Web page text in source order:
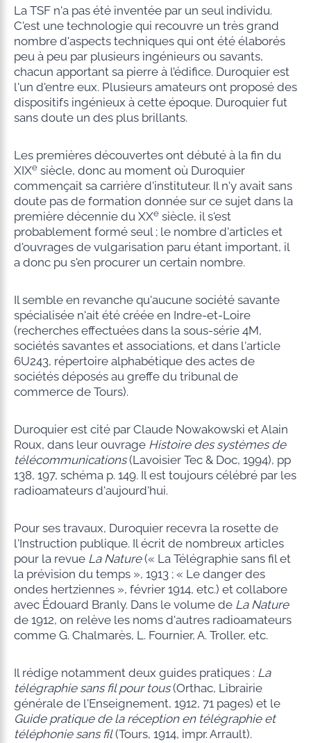
La TSF n'a pas été inventée par un seul individu.
C'est une technologie qui recouvre un très grand
nombre d'aspects techniques qui ont été élaborés
peu à peu par plusieurs ingénieurs ou savants,
chacun apportant sa pierre à l’édifice. Duroquier est
l'un d'entre eux. Plusieurs amateurs ont proposé des
dispositifs ingénieux à cette époque. Duroquier fut
sans doute un des plus brillants.
Les premières découvertes ont débuté à la fin du
XIXesiècle, donc au moment où Duroquier
commençait sa carrière d'instituteur. Il n'y avait sans
doute pas de formation donnée sur ce sujet dans la
première décennie du XXesiècle, il s'est
probablement formé seul ; le nombre d'articles et
d'ouvrages de vulgarisation paru étant important, il
a donc pu s'en procurer un certain nombre.
Il semble en revanche qu'aucune société savante
spécialisée n'ait été créée en Indre-et-Loire
(recherches effectuées dans la sous-série 4M,
sociétés savantes et associations, et dans l'article
6U243, répertoire alphabétique des actes de
sociétés déposés au greffe du tribunal de
commerce de Tours).
Duroquier est cité par Claude Nowakowski et Alain
Roux, dans leur ouvrage Histoire des systèmes de
télécommunications(Lavoisier Tec & Doc, 1994), pp
138, 197, schéma p. 149. Il est toujours célébré par les
radioamateurs d'aujourd'hui.
Pour ses travaux, Duroquier recevra la rosette de
l'Instruction publique. Il écrit de nombreux articles
pour la revue La Nature(« La Télégraphie sans fil et
la prévision du temps », 1913 ; « Le danger des
ondes hertziennes », février 1914, etc.) et collabore
avec Édouard Branly. Dans le volume de La Nature
de 1912, on relève les noms d'autres radioamateurs
comme G. Chalmarès, L. Fournier, A. Troller, etc.
Il rédige notamment deux guides pratiques : La
télégraphie sans fil pour tous(Orthac, Librairie
générale de l'Enseignement, 1912, 71 pages) et le
Guide pratique de la réception en télégraphie et
téléphonie sans fil(Tours, 1914, impr. Arrault).